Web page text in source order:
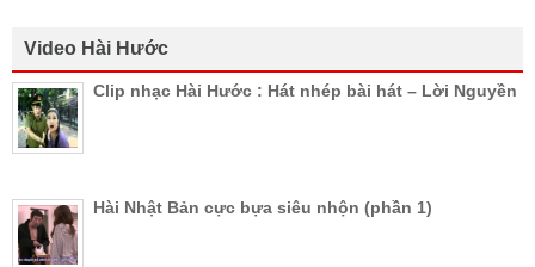
Video Hài Hước
Clip nhạc Hài Hước : Hát nhép bài hát – Lời Nguyền
Hài Nhật Bản cực bựa siêu nhộn (phần 1)